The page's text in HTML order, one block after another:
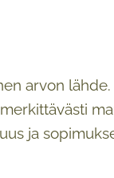
arvon lähde.
ja